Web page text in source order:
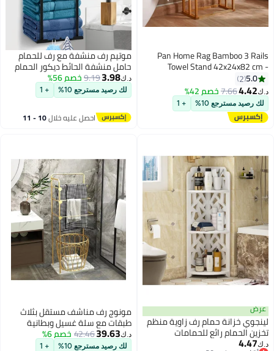
Pan Home Rag Bamboo 3 Rails
Towel Stand 42x24x82 cm -
Natural - 213MTA9900144
5.0
2
د.ك‏4.42
7.66خصم 42%
لك رصيد مسترجع 10% + 1
موتيم رف منشفة مع رف للحمام
حامل منشفة الحائط ديكور الحمام
رفوف منشفة جمالية للحمام حمام
منشفة تخزين لمنظم المناشف
المدرفلة
د.ك‏3.98
9.19خصم 56%
لك رصيد مسترجع 10% + 1
احصل عليه خلال 10 - 11
عرض
لينجوي خزانة حمام رف زاوية منظم
تخزين الحمام رائع للحمامات
الصغيرة، حامل عرض زاوية للتخزين،
د.ك‏4.47
مونوج رف مناشف مستقل بثلاث
طبقات مع سلة غسيل وبطانية
ومنظم ملابس للحمام وغرفة النوم
د.ك‏39.63
42.46خصم 6%
لك رصيد مسترجع 10% + 1